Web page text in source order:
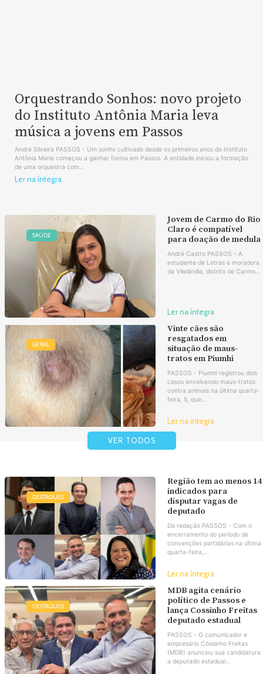
Orquestrando Sonhos: novo projeto
do Instituto Antônia Maria leva
música a jovens em Passos
André Silveira PASSOS - Um sonho cultivado desde os primeiros anos do Instituto
Antônia Maria começou a ganhar forma em Passos. A entidade iniciou a formação
de uma orquestra com...
Ler na íntegra
SAÚDE
Jovem de Carmo do Rio
Claro é compatível
para doação de medula
André Castro PASSOS – A
estudante de Letras e moradora
da Vilelândia, distrito de Carmo...
Ler na íntegra
GERAL
Vinte cães são
resgatados em
situação de maus-
tratos em Piumhi
PASSOS - Piumhi registrou dois
casos envolvendo maus-tratos
contra animais na última quarta-
feira, 5, que...
Ler na íntegra
VER TODOS
DESTAQUES
Região tem ao menos 14
indicados para
disputar vagas de
deputado
Da redação PASSOS - Com o
encerramento do período de
convenções partidárias na última
quarta-feira,...
Ler na íntegra
DESTAQUES
MDB agita cenário
político de Passos e
lança Cossinho Freitas
deputado estadual
PASSOS - O comunicador e
empresário Cóssinho Freitas
(MDB) anunciou sua candidatura
a deputado estadual...